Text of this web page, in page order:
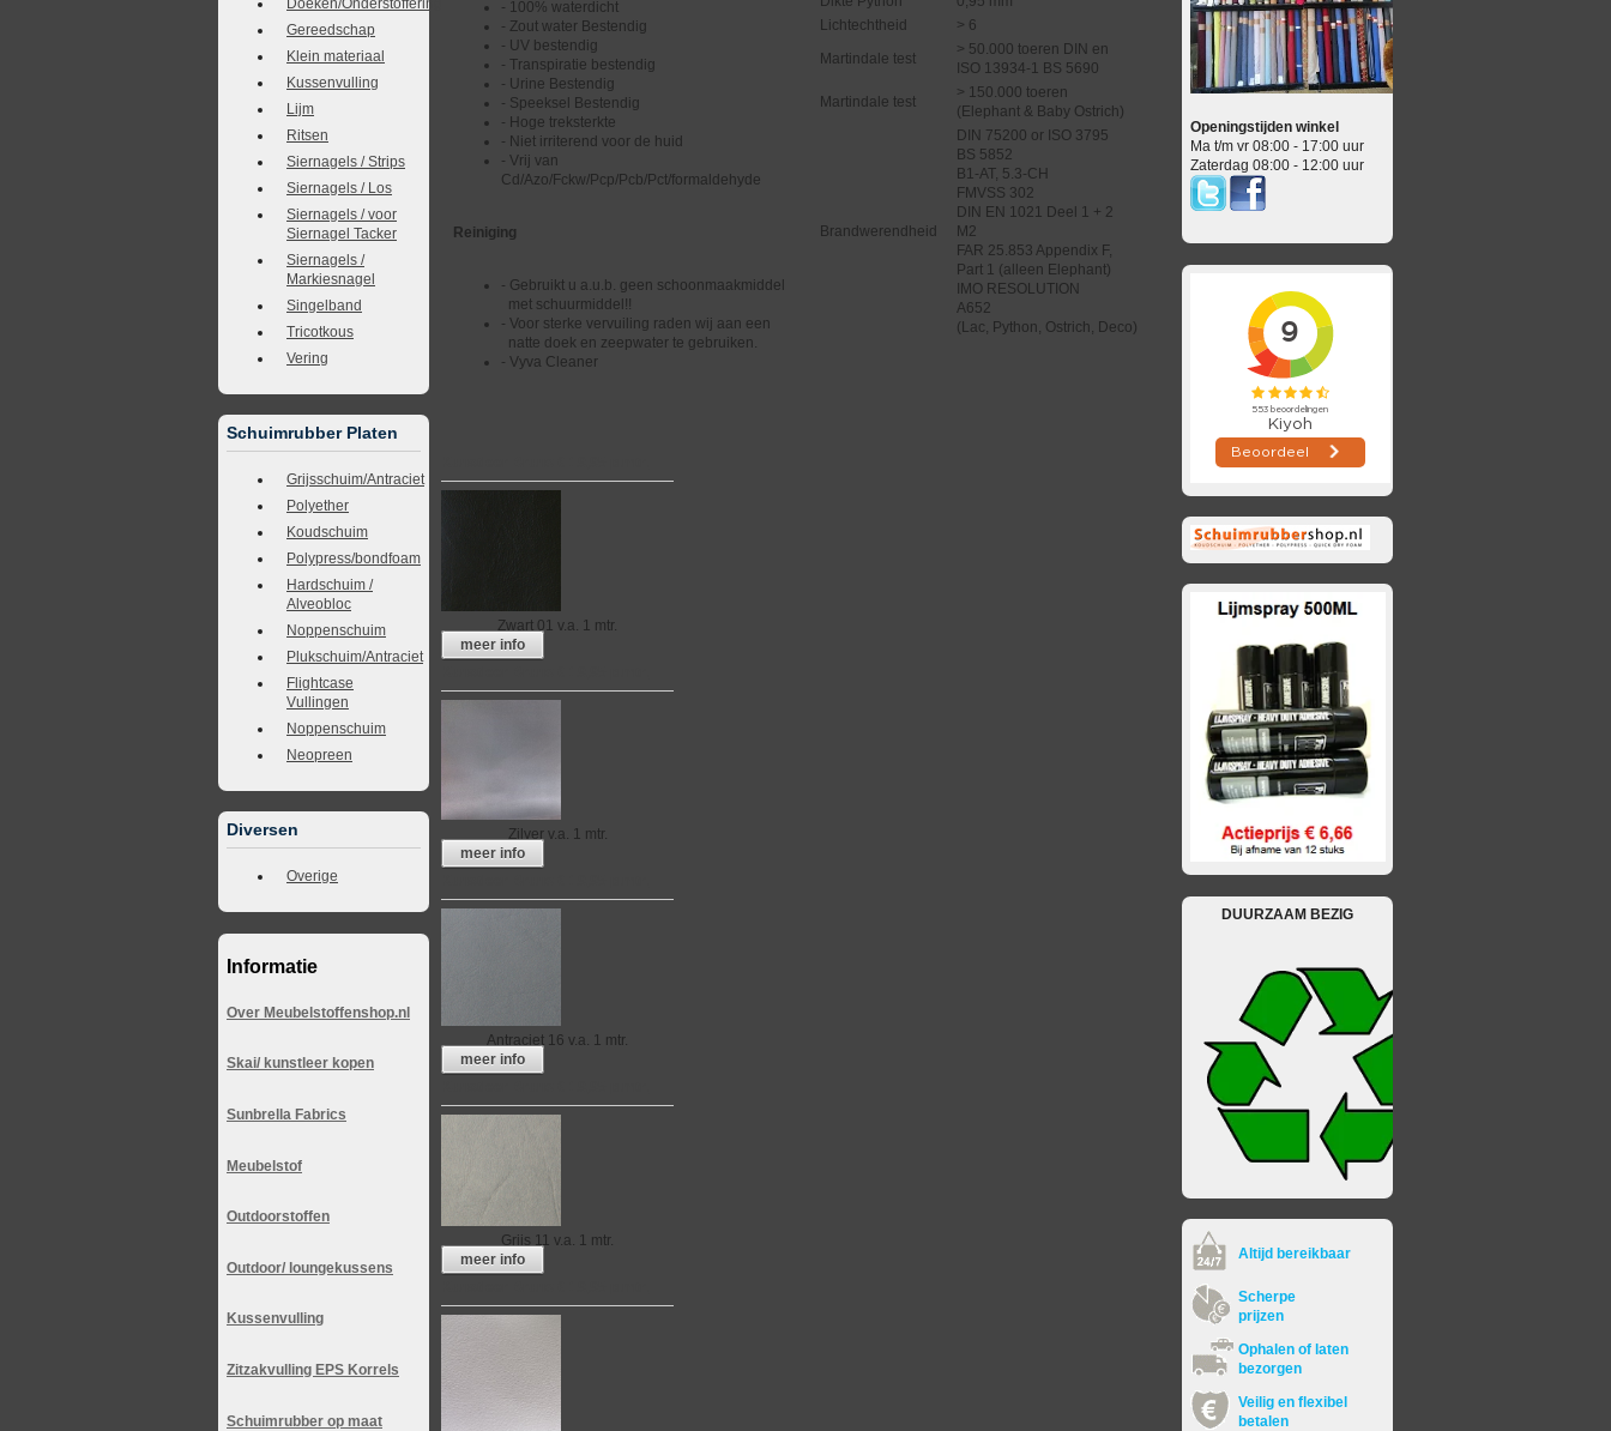
Gereedschap
Klein materiaal
Kussenvulling
Lijm
Ritsen
Siernagels / Strips
Siernagels / Los
Siernagels / voor
Siernagel Tacker
Siernagels /
Markiesnagel
Singelband
Tricotkous
Vering
Schuimrubber Platen
Grijsschuim/Antraciet
Polyether
Koudschuim
Polypress/bondfoam
Hardschuim /
Alveobloc
Noppenschuim
Plukschuim/Antraciet
Flightcase
Vullingen
Noppenschuim
Neopreen
Diversen
Overige
Informatie
Over Meubelstoffenshop.nl
Skai/ kunstleer kopen
Sunbrella Fabrics
Meubelstof
Outdoorstoffen
Outdoor/ loungekussens
Kussenvulling
Zitzakvulling EPS Korrels
Schuimrubber op maat
- 100% waterdicht
- Zout water Bestendig
- UV bestendig
- Transpiratie bestendig
- Urine Bestendig
- Speeksel Bestendig
- Hoge treksterkte
- Niet irriterend voor de huid
- Vrij van
Cd/Azo/Fckw/Pcp/Pcb/Pct/formaldehyde
Reiniging
- Gebruikt u a.u.b. geen schoonmaakmiddel
met schuurmiddel!!
- Voor sterke vervuiling raden wij aan een
natte doek en zeepwater te gebruiken.
- Vyva Cleaner
Lichtechtheid
> 6
Martindale test
> 50.000 toeren DIN en
ISO 13934-1 BS 5690
Martindale test
> 150.000 toeren
(Elephant & Baby Ostrich)
Brandwerendheid
DIN 75200 or ISO 3795
BS 5852
B1-AT, 5.3-CH
FMVSS 302
DIN EN 1021 Deel 1 + 2
M2
FAR 25.853 Appendix F,
Part 1 (alleen Elephant)
IMO RESOLUTION
A652
(Lac, Python, Ostrich, Deco)
Zwart 01 v.a. 1 mtr.
meer info
Zilver v.a. 1 mtr.
meer info
Antraciet 16 v.a. 1 mtr.
meer info
Grijs 11 v.a. 1 mtr.
meer info
Openingstijden winkel
Ma t/m vr 08:00 - 17:00 uur
Zaterdag 08:00 - 12:00 uur
DUURZAAM BEZIG
Altijd bereikbaar
Scherpe
prijzen
Ophalen of laten
bezorgen
Veilig en flexibel
betalen